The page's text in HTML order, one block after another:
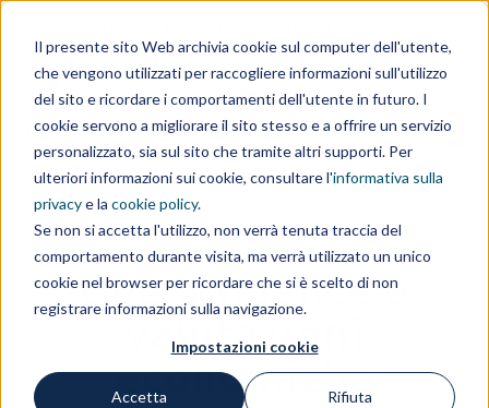
Il presente sito Web archivia cookie sul computer dell'utente,
che vengono utilizzati per raccogliere informazioni sull'utilizzo
del sito e ricordare i comportamenti dell'utente in futuro. I
cookie servono a migliorare il sito stesso e a offrire un servizio
personalizzato, sia sul sito che tramite altri supporti. Per
ulteriori informazioni sui cookie, consultare l'informativa sulla
privacye la cookie policy.
Se non si accetta l'utilizzo, non verrà tenuta traccia del
comportamento durante visita, ma verrà utilizzato un unico
cookie nel browser per ricordare che si è scelto di non
registrare informazioni sulla navigazione.
Impostazioni cookie
Accetta Rifiuta
IL GRUPPO
Due diligence e
valutazioni
economiche